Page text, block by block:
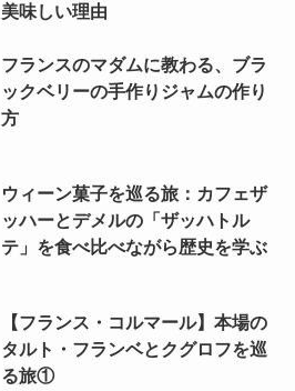
美味しい理由
フランスのマダムに教わる、ブラ
ックベリーの手作りジャムの作り
方
ウィーン菓子を巡る旅：カフェザ
ッハーとデメルの「ザッハトル
テ」を食べ比べながら歴史を学ぶ
【フランス・コルマール】本場の
タルト・フランベとクグロフを巡
る旅①